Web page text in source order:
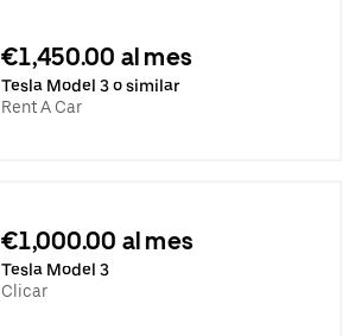
€1,450.00 al mes
Tesla Model 3 o similar
Rent A Car
€1,000.00 al mes
Tesla Model 3
Clicar